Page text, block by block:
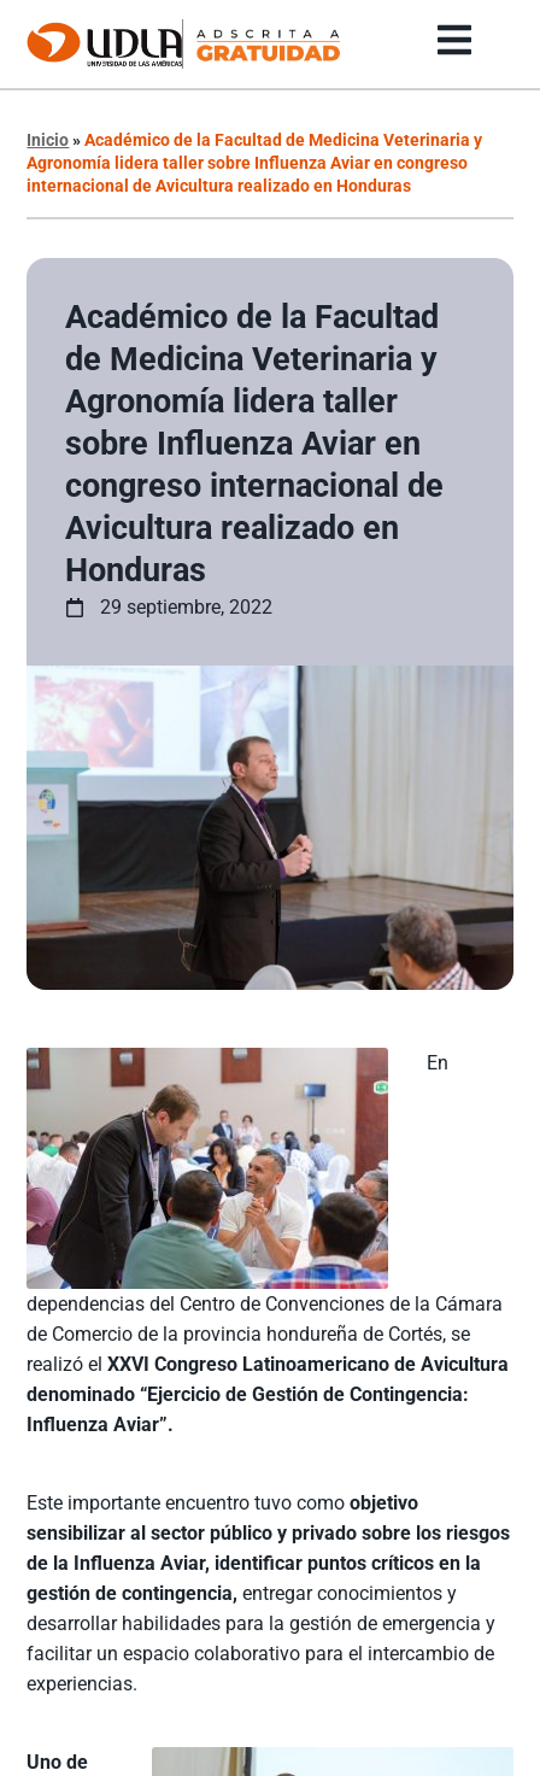
Inicio»Académico de la Facultad de Medicina Veterinaria y
Agronomía lidera taller sobre Influenza Aviar en congreso
internacional de Avicultura realizado en Honduras
Académico de la Facultad
de Medicina Veterinaria y
Agronomía lidera taller
sobre Influenza Aviar en
congreso internacional de
Avicultura realizado en
Honduras
29 septiembre, 2022
En
dependencias del Centro de Convenciones de la Cámara
de Comercio de la provincia hondureña de Cortés, se
realizó elXXVI Congreso Latinoamericano de Avicultura
denominado “Ejercicio de Gestión de Contingencia:
Influenza Aviar”.
Este importante encuentro tuvo comoobjetivo
sensibilizar al sector público y privado sobre los riesgos
de la Influenza Aviar, identificar puntos críticos en la
gestión de contingencia, entregar conocimientos y
desarrollar habilidades para la gestión de emergencia y
facilitar un espacio colaborativo para el intercambio de
experiencias.
Uno de